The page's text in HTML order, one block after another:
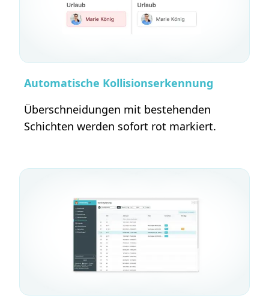
Automatische Kollisionserkennung
Überschneidungen mit bestehenden
Schichten werden sofort rot markiert.